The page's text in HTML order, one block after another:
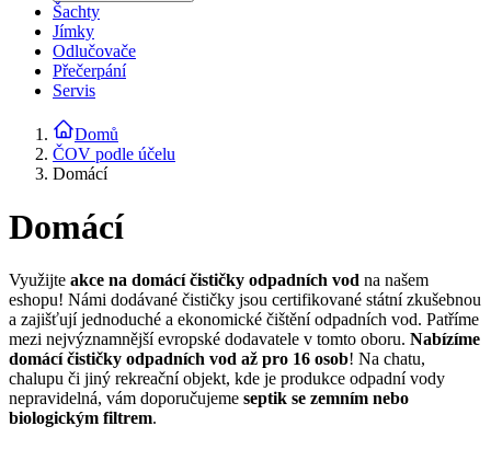
Šachty
Jímky
Odlučovače
Přečerpání
Servis
Domů
ČOV podle účelu
Domácí
Domácí
Využijte akce na domácí čističky odpadních vod na našem
eshopu! Námi dodávané čističky jsou certifikované státní zkušebnou
a zajišťují jednoduché a ekonomické čištění odpadních vod. Patříme
mezi nejvýznamnější evropské dodavatele v tomto oboru. Nabízíme
domácí čističky odpadních vod až pro 16 osob! Na chatu,
chalupu či jiný rekreační objekt, kde je produkce odpadní vody
nepravidelná, vám doporučujeme septik se zemním nebo
biologickým filtrem.